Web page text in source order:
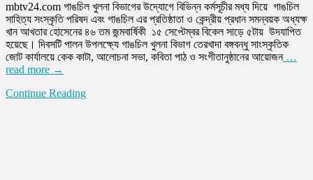
কর্মসূচীর
মধ্য
দিয়ে
গাঙচিল
খুলনা
বিভাগের
গাঙচিলের
mbtv24.com গাঙচিল খুলনা বিভাগের উদ্যোগে বিভিন্ন কর্মসূচীর মধ্য দিয়ে গাঙচিল
সাহিত্য সংস্কৃতি পরিষদ এবং গাঙচিল এর প্রতিষ্ঠাতা ও কেন্দ্রীয় প্রধান সমন্বয়ক অধ্যক্ষ
খান আখতার হোসেনের ৪৬ তম জন্মবার্ষিকী ১৫ সেপ্টেম্বর বিকেল সাড়ে ৫টায় উদযাপিত
হয়েছে। দিবসটি পালন উপলক্ষ্যে গাঙচিল খুলনা বিভাগ তেরখাদা বঙ্গবন্ধু সাংস্কৃতিক
জোট কার্যালয়ে কেক কাটা, আলোচনা সভা, কবিতা পাঠ ও সংগীতানুষ্ঠানের আয়োজন…
read more →
Continue Reading